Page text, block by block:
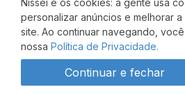
Nissei e os cookies: a gente usa
personalizar anúncios e melhorar
site. Ao continuar navegando,
nossa Política de Privacidade.
Continuar e fechar